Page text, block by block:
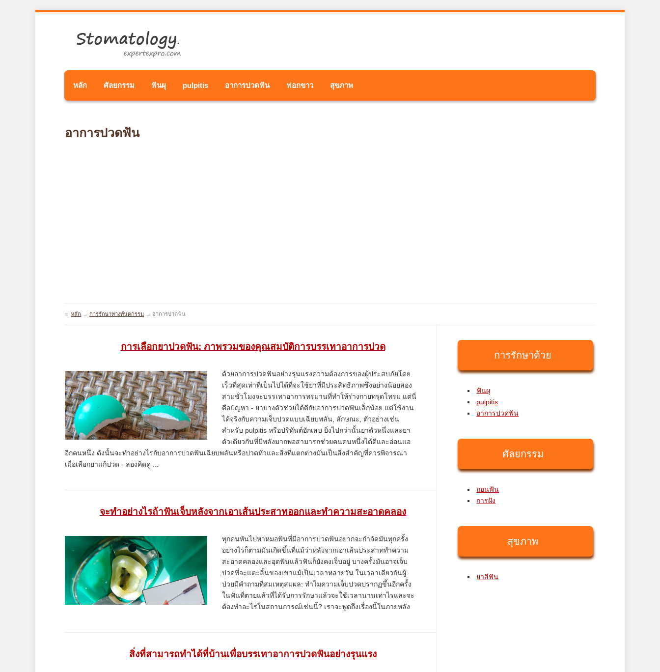
หลัก ศัลยกรรม ฟันผุ pulpitis อาการปวดฟัน ฟอกขาว สุขภาพ
อาการปวดฟัน
≡ หลัก → การรักษาทางทันตกรรม → อาการปวดฟัน
การเลือกยาปวดฟัน: ภาพรวมของคุณสมบัติการบรรเทาอาการปวด
ด้วยอาการปวดฟันอย่างรุนแรงความต้องการของผู้ประสบภัยโดย
เร็วที่สุดเท่าที่เป็นไปได้ที่จะใช้ยาที่มีประสิทธิภาพซึ่งอย่างน้อยสอง
สามชั่วโมงจะบรรเทาอาการทรมานที่ทำให้ร่างกายทรุดโทรม แต่นี่
คือปัญหา - ยาบางตัวช่วยได้ดีกับอาการปวดฟันเล็กน้อย แต่ใช้งาน
ได้จริงกับความเจ็บปวดแบบเฉียบพลัน, ลักษณะ, ตัวอย่างเช่น
สำหรับ pulpitis หรือปริทันต์อักเสบ ยิ่งไปกว่านั้นยาตัวหนึ่งและยา
ตัวเดียวกันที่มีพลังมากพอสามารถช่วยคนคนหนึ่งได้ดีและอ่อนแอ
อีกคนหนึ่ง ดังนั้นจะทำอย่างไรกับอาการปวดฟันเฉียบพลันหรือปวดหัวและสิ่งที่แตกต่างมันเป็นสิ่งสำคัญที่ควรพิจารณา
เมื่อเลือกยาแก้ปวด - ลองคิดดู ...
จะทำอย่างไรถ้าฟันเจ็บหลังจากเอาเส้นประสาทออกและทำความสะอาดคลอง
ทุกคนหันไปหาหมอฟันที่มีอาการปวดฟันอยากจะกำจัดมันทุกครั้ง
อย่างไรก็ตามมันเกิดขึ้นที่แม้ว่าหลังจากเอาเส้นประสาททำความ
สะอาดคลองและอุดฟันแล้วฟันก็ยังคงเจ็บอยู่ บางครั้งมันอาจเจ็บ
ปวดที่จะแตะลิ้นของเขาแม้เป็นเวลาหลายวัน ในเวลาเดียวกันผู้
ป่วยมีคำถามที่สมเหตุสมผล: ทำไมความเจ็บปวดปรากฏขึ้นอีกครั้ง
ในฟันที่ตายแล้วที่ได้รับการรักษาแล้วจะใช้เวลานานเท่าไรและจะ
ต้องทำอะไรในสถานการณ์เช่นนี้? เราจะพูดถึงเรื่องนี้ในภายหลัง
สิ่งที่สามารถทำได้ที่บ้านเพื่อบรรเทาอาการปวดฟันอย่างรุนแรง
การรักษาด้วย
ฟันผุ
pulpitis
อาการปวดฟัน
ศัลยกรรม
ถอนฟัน
การฝัง
สุขภาพ
ยาสีฟัน